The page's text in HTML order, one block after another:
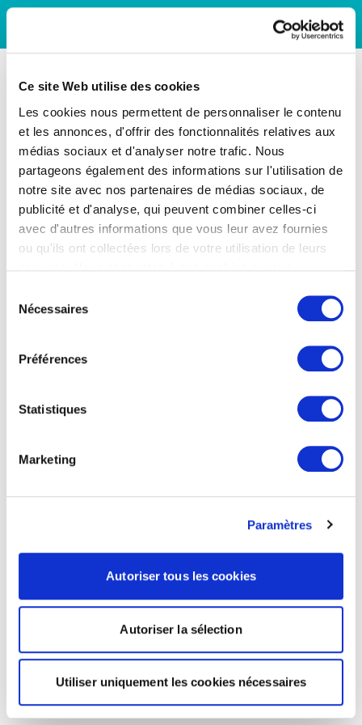
Ce site Web utilise des cookies
Les cookies nous permettent de personnaliser le contenu
et les annonces, d'offrir des fonctionnalités relatives aux
médias sociaux et d'analyser notre trafic. Nous
partageons également des informations sur l'utilisation de
notre site avec nos partenaires de médias sociaux, de
publicité et d'analyse, qui peuvent combiner celles-ci
avec d'autres informations que vous leur avez fournies
ou qu'ils ont collectées lors de votre utilisation de leurs
Nécessaires
Préférences
Statistiques
Marketing
Paramètres
Autoriser tous les cookies
Autoriser la sélection
Utiliser uniquement les cookies nécessaires